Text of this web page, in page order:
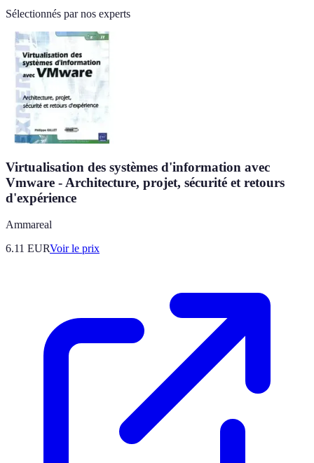
Sélectionnés par nos experts
Virtualisation des systèmes d'information avec
Vmware - Architecture, projet, sécurité et retours
d'expérience
Ammareal
6.11 EURVoir le prix